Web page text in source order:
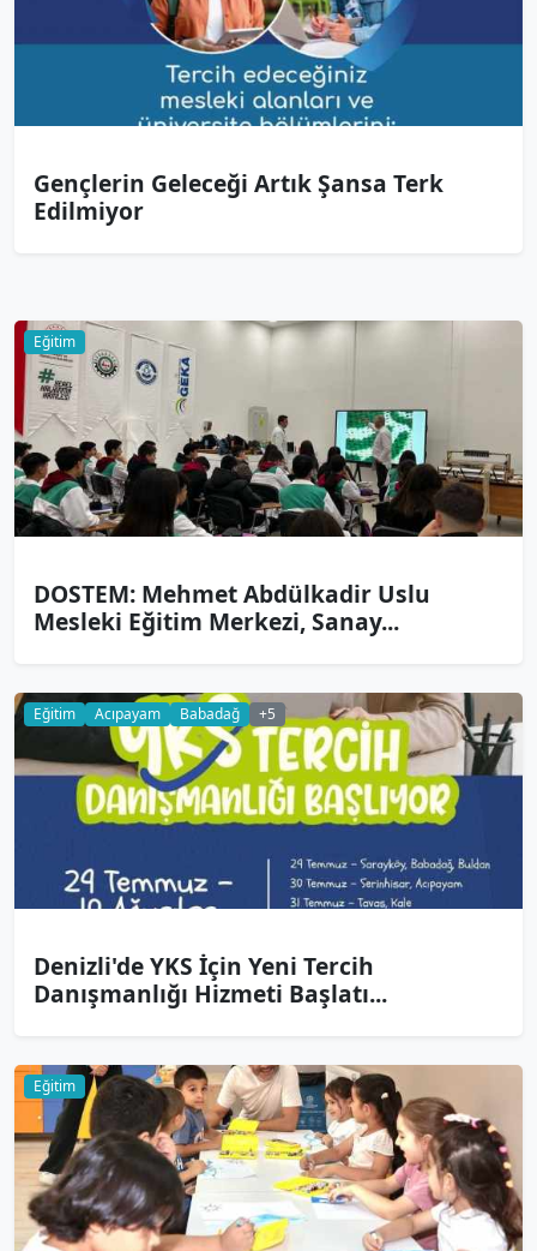
Gençlerin Geleceği Artık Şansa Terk
Edilmiyor
Eğitim
DOSTEM: Mehmet Abdülkadir Uslu
Mesleki Eğitim Merkezi, Sanay...
Eğitim Acıpayam Babadağ +5
Denizli'de YKS İçin Yeni Tercih
Danışmanlığı Hizmeti Başlatı...
Eğitim